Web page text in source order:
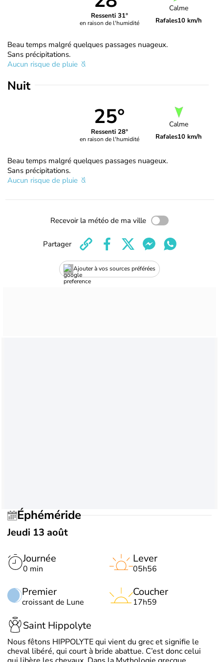
Ressenti 31°
en raison de l'humidité
Calme
Rafales10 km/h
Beau temps malgré quelques passages nuageux.
Sans précipitations.
Aucun risque de pluie
Nuit
25°
Ressenti 28°
en raison de l'humidité
Calme
Rafales10 km/h
Beau temps malgré quelques passages nuageux.
Sans précipitations.
Aucun risque de pluie
Recevoir la météo de ma ville
Ajouter à vos sources préférées
Partager
Éphéméride
Jeudi 13 août
Journée
0 min
Premier
croissant de Lune
Lever
05h56
Coucher
17h59
Saint Hippolyte
Nous fêtons HIPPOLYTE qui vient du grec et signifie le
cheval libéré, qui court à bride abattue. C’est donc celui